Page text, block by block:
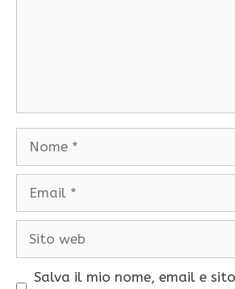
Salva il mio nome, email e